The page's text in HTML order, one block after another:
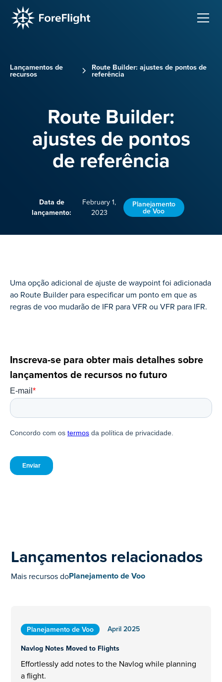
Lançamentos de
recursos
Route Builder: ajustes de pontos de
referência
Route Builder:
ajustes de pontos
de referência
Data de
lançamento:
February 1,
2023
Planejamento
de Voo
Inscreva-se para obter mais detalhes sobre
lançamentos de recursos no futuro
Uma opção adicional de ajuste de waypoint foi adicionada
ao Route Builder para especificar um ponto em que as
regras de voo mudarão de IFR para VFR ou VFR para IFR.
Lançamentos relacionados
Mais recursos doPlanejamento de Voo
Planejamento de Voo
April 2025
Navlog Notes Moved to Flights
Effortlessly add notes to the Navlog while planning
a flight.